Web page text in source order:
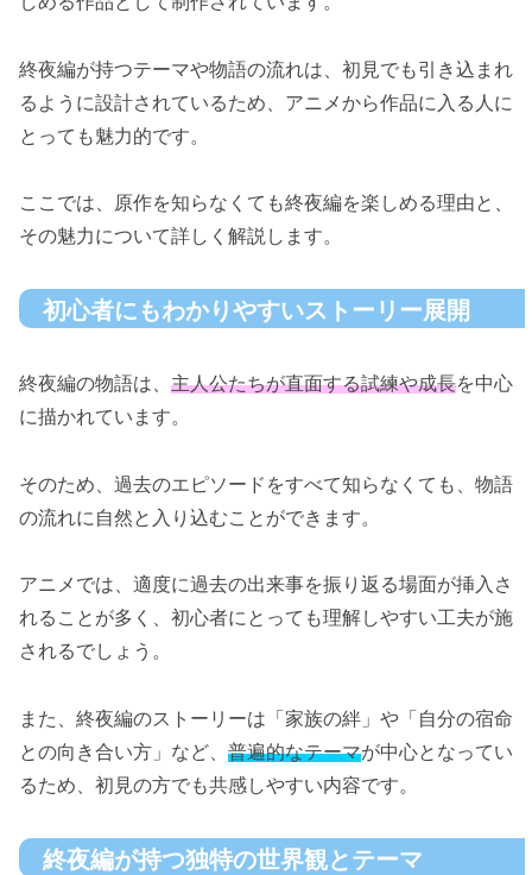
終夜編が持つテーマや物語の流れは、初見でも引き込まれ
るように設計されているため、アニメから作品に入る人に
とっても魅力的です。
ここでは、原作を知らなくても終夜編を楽しめる理由と、
その魅力について詳しく解説します。
初心者にもわかりやすいストーリー展開
終夜編の物語は、 主人公たちが直面する試練や成長を中心
に描かれています。
そのため、過去のエピソードをすべて知らなくても、物語
の流れに自然と入り込むことができます。
アニメでは、適度に過去の出来事を振り返る場面が挿入さ
れることが多く、初心者にとっても理解しやすい工夫が施
されるでしょう。
また、終夜編のストーリーは「家族の絆」や「自分の宿命
との向き合い方」など、 普遍的なテーマが中心となってい
るため、初見の方でも共感しやすい内容です。
終夜編が持つ独特の世界観とテーマ